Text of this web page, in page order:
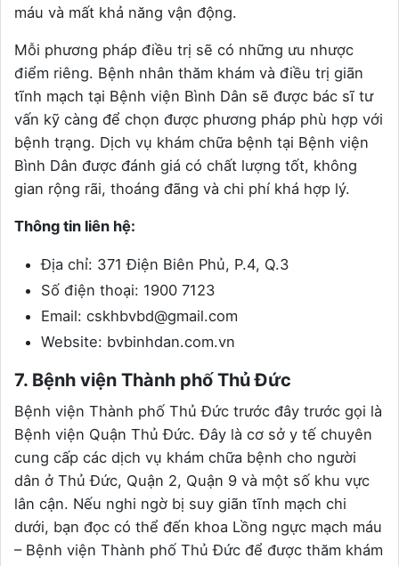
máu và mất khả năng vận động.
Mỗi phương pháp điều trị sẽ có những ưu nhược
điểm riêng. Bệnh nhân thăm khám và điều trị giãn
tĩnh mạch tại Bệnh viện Bình Dân sẽ được bác sĩ tư
vấn kỹ càng để chọn được phương pháp phù hợp với
bệnh trạng. Dịch vụ khám chữa bệnh tại Bệnh viện
Bình Dân được đánh giá có chất lượng tốt, không
gian rộng rãi, thoáng đãng và chi phí khá hợp lý.
Thông tin liên hệ:
Địa chỉ: 371 Điện Biên Phủ, P.4, Q.3
Số điện thoại: 1900 7123
Email: cskhbvbd@gmail.com
Website: bvbinhdan.com.vn
7. Bệnh viện Thành phố Thủ Đức
Bệnh viện Thành phố Thủ Đức trước đây trước gọi là
Bệnh viện Quận Thủ Đức. Đây là cơ sở y tế chuyên
cung cấp các dịch vụ khám chữa bệnh cho người
dân ở Thủ Đức, Quận 2, Quận 9 và một số khu vực
lân cận. Nếu nghi ngờ bị suy giãn tĩnh mạch chi
dưới, bạn đọc có thể đến khoa Lồng ngực mạch máu
– Bệnh viện Thành phố Thủ Đức để được thăm khám